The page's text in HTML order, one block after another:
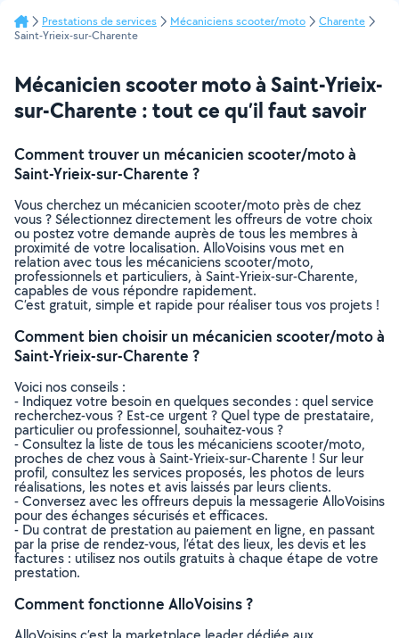
Prestations de services Mécaniciens scooter/moto
Charente
Saint-Yrieix-sur-Charente
Mécanicien scooter moto à Saint-Yrieix-
sur-Charente : tout ce qu’il faut savoir
Comment trouver un mécanicien scooter/moto à
Saint-Yrieix-sur-Charente ?
Vous cherchez un mécanicien scooter/moto près de chez
vous ? Sélectionnez directement les offreurs de votre choix
ou postez votre demande auprès de tous les membres à
proximité de votre localisation. AlloVoisins vous met en
relation avec tous les mécaniciens scooter/moto,
professionnels et particuliers, à Saint-Yrieix-sur-Charente,
capables de vous répondre rapidement.
C’est gratuit, simple et rapide pour réaliser tous vos projets !
Comment bien choisir un mécanicien scooter/moto à
Saint-Yrieix-sur-Charente ?
Voici nos conseils :
- Indiquez votre besoin en quelques secondes : quel service
recherchez-vous ? Est-ce urgent ? Quel type de prestataire,
particulier ou professionnel, souhaitez-vous ?
- Consultez la liste de tous les mécaniciens scooter/moto,
proches de chez vous à Saint-Yrieix-sur-Charente ! Sur leur
profil, consultez les services proposés, les photos de leurs
réalisations, les notes et avis laissés par leurs clients.
- Conversez avec les offreurs depuis la messagerie AlloVoisins
pour des échanges sécurisés et efficaces.
- Du contrat de prestation au paiement en ligne, en passant
par la prise de rendez-vous, l’état des lieux, les devis et les
factures : utilisez nos outils gratuits à chaque étape de votre
prestation.
Comment fonctionne AlloVoisins ?